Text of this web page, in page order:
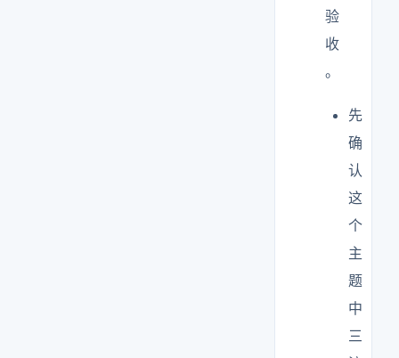
验
收
。
先
确
认
这
个
主
题
中
三